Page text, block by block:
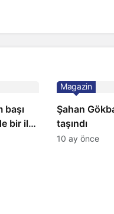
başı
bir ilk:
Şahan
taşındı
Magazin
10 ay önce